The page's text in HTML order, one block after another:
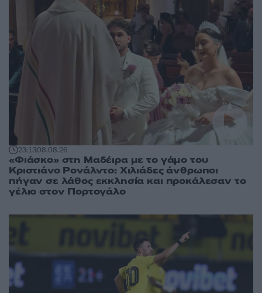
23:1308.08.26
«Φιάσκο» στη Μαδέιρα με το γάμο του
Κριστιάνο Ρονάλντο: Χιλιάδες άνθρωποι
πήγαν σε λάθος εκκλησία και προκάλεσαν το
γέλιο στον Πορτογάλο